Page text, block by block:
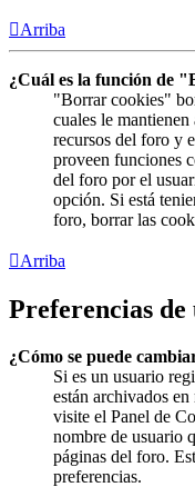
Arriba
¿Cuál es la función de
"Borrar cookies"
cuales le
recursos del foro y
proveen funciones
del foro por el
opción. Si está
foro, borrar las
Arriba
Preferencias
¿Cómo se puede
Si es un usuario
están archivados
visite el Panel de
nombre de usuario
páginas del foro.
preferencias.